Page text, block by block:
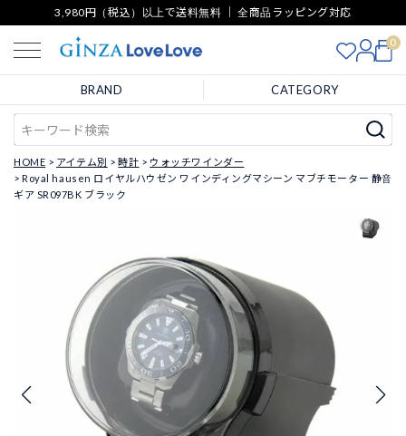
3,980円（税込）以上で送料無料 ｜ 全商品ラッピング対応
0
BRAND CATEGORY
HOME アイテム別 時計
ウォッチワインダー
Royal hausen ロイヤルハウゼン ワインディングマシーン マブチモーター 静音
ギア SR097BK ブラック